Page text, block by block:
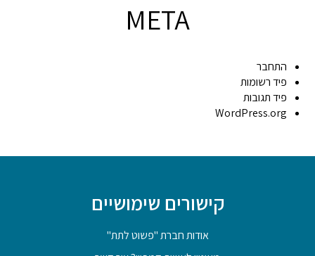
META
התחבר
פיד רשומות
פיד תגובות
WordPress.org
קישורים שימושיים
אודות חברת "פשוט לתת"